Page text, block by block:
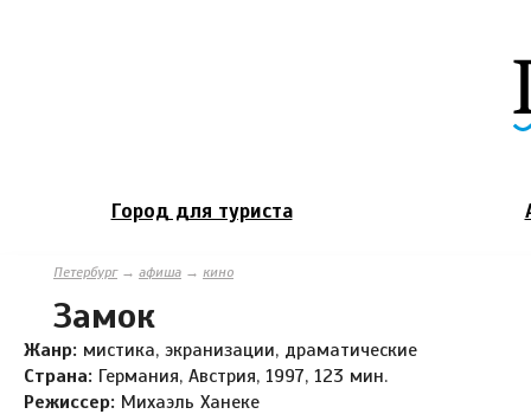
Город для туриста
Петербург→ афиша → кино
Замок
Жанр: мистика, экранизации, драматические
Страна: Германия, Австрия, 1997, 123 мин.
Режиссер: Михаэль Ханеке